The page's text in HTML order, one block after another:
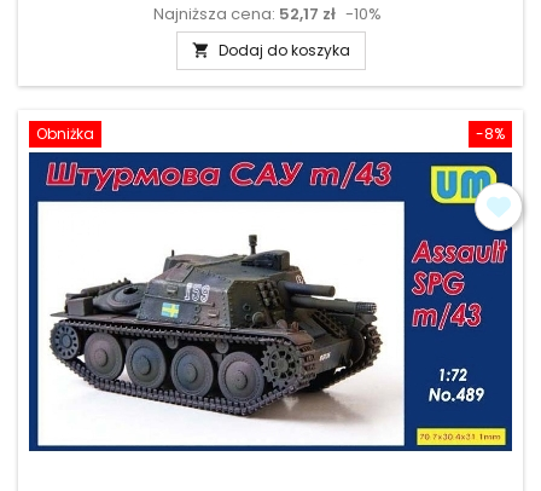
podstawowa
Najniższa cena: 52,17 zł -10%
 Dodaj do koszyka
-8%
Obniżka